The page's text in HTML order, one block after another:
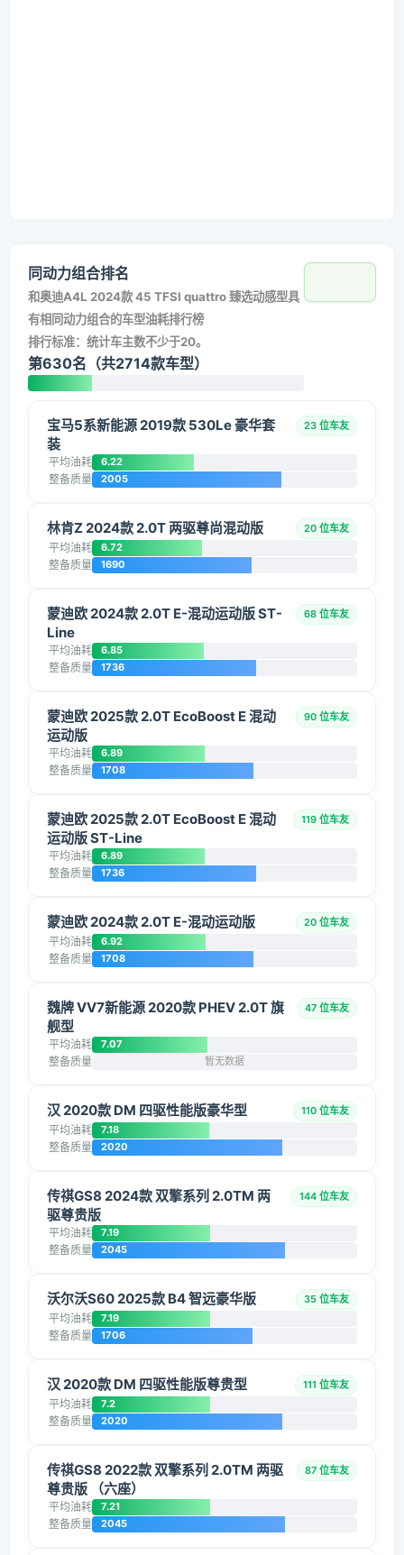
同动力组合排名
和奥迪A4L 2024款 45 TFSI quattro 臻选动感型具
有相同动力组合的车型油耗排行榜
排行标准：统计车主数不少于20。
第630名（共2714款车型）
宝马5系新能源 2019款 530Le 豪华套
装
23 位车友
平均油耗 6.22
整备质量 2005
林肯Z 2024款 2.0T 两驱尊尚混动版 20 位车友
平均油耗 6.72
整备质量 1690
蒙迪欧 2024款 2.0T E-混动运动版 ST-
Line
68 位车友
平均油耗 6.85
整备质量 1736
蒙迪欧 2025款 2.0T EcoBoost E 混动
运动版
90 位车友
平均油耗 6.89
整备质量 1708
蒙迪欧 2025款 2.0T EcoBoost E 混动
运动版 ST-Line
119 位车友
平均油耗 6.89
整备质量 1736
蒙迪欧 2024款 2.0T E-混动运动版 20 位车友
平均油耗 6.92
整备质量 1708
魏牌 VV7新能源 2020款 PHEV 2.0T 旗
舰型
47 位车友
平均油耗 7.07
整备质量 暂无数据
汉 2020款 DM 四驱性能版豪华型 110 位车友
平均油耗 7.18
整备质量 2020
传祺GS8 2024款 双擎系列 2.0TM 两
驱尊贵版
144 位车友
平均油耗 7.19
整备质量 2045
沃尔沃S60 2025款 B4 智远豪华版 35 位车友
平均油耗 7.19
整备质量 1706
汉 2020款 DM 四驱性能版尊贵型 111 位车友
平均油耗 7.2
整备质量 2020
传祺GS8 2022款 双擎系列 2.0TM 两驱
尊贵版 （六座）
87 位车友
平均油耗 7.21
整备质量 2045